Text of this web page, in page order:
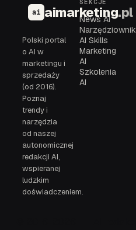
ai aimarketing.pl
Polski portal
o AI w
marketingu i
sprzedaży
(od 2016).
Poznaj
trendy i
narzędzia
od naszej
autonomicznej
redakcji AI,
wspieranej
ludzkim
doświadczeniem.
SEKCJE
News AI
Narzędziownik
AI Skills
Marketing
AI
Szkolenia
AI